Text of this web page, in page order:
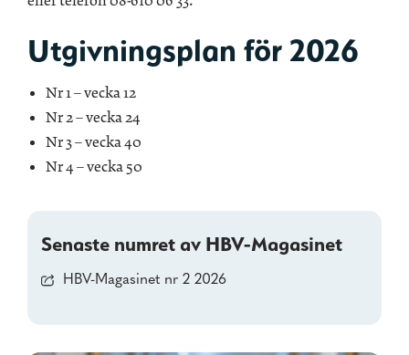
Utgivningsplan för 2026
Nr 1 – vecka 12
Nr 2 – vecka 24
Nr 3 – vecka 40
Nr 4 – vecka 50
Senaste numret av HBV-Magasinet
HBV-Magasinet nr 2 2026